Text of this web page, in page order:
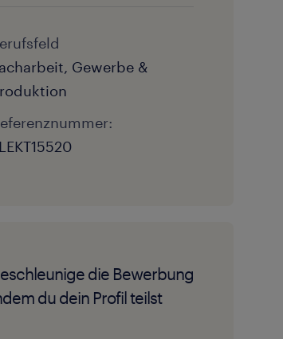
Gewerbe &
die Bewerbung
du dein Profil teilst